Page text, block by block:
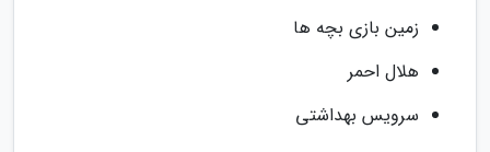
زمین بازی بچه ها
هلال احمر
سرویس بهداشتی